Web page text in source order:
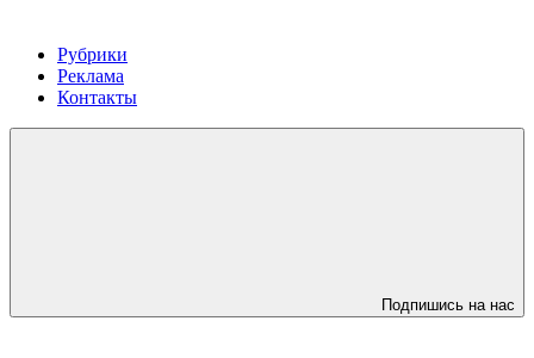
Рубрики
Реклама
Контакты
Подпишись на нас